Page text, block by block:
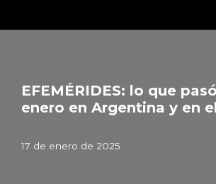
EFEMÉRIDES: lo que
enero en Argentina y en
17 de enero de 2025